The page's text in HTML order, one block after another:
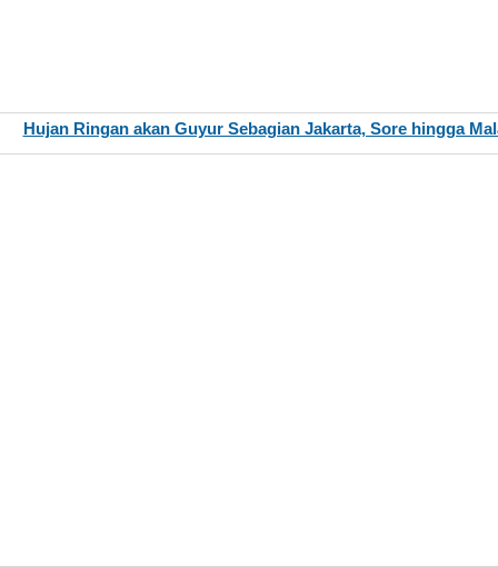
Hujan Ringan akan Guyur Sebagian Jakarta, Sore hingga